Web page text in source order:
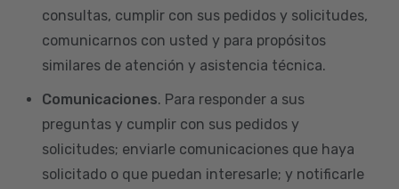
consultas, cumplir con sus pedidos y solicitudes,
comunicarnos con usted y para propósitos
similares de atención y asistencia técnica.
Comunicaciones. Para responder a sus
preguntas y cumplir con sus pedidos y
solicitudes; enviarle comunicaciones que haya
solicitado o que puedan interesarle; y notificarle